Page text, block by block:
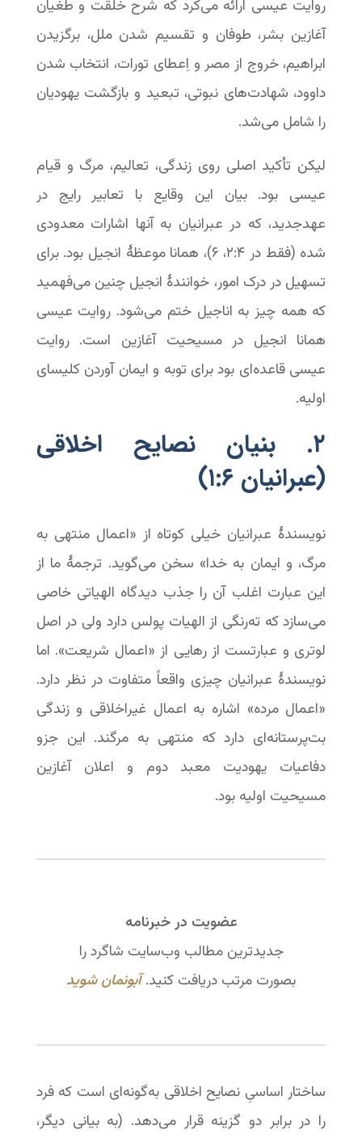
روایت عیسی ارائه می‌کرد که شرح خلقت و طغیان
آغازین بشر، طوفان و تقسیم شدن ملل، برگزیدن
ابراهیم، خروج از مصر و اِعطای تورات، انتخاب شدن
داوود، شهادت‌های نبوتی، تبعید و بازگشت یهودیان
را شامل می‌شد.
لیکن تأکید اصلی روی زندگی، تعالیم، مرگ و قیام
عیسی بود. بیان این وقایع با تعابیر رایج در
عهدجدید، که در عبرانیان به آنها اشارات معدودی
شده (فقط در ۴:‏۲، ۶)، همانا موعظۀ انجیل بود. برای
تسهیل در درک امور، خوانندۀ انجیل چنین می‌فهمید
که همه چیز به اناجیل ختم می‌شود. روایت عیسی
همانا انجیل در مسیحیت آغازین است. روایت
عیسی قاعده‌ای بود برای توبه و ایمان آوردن کلیسای
اولیه.
۲. بنیان نصایح اخلاقی
(عبرانیان ۶:‏۱)
نویسندۀ عبرانیان خیلی کوتاه از «اعمال منتهی به
مرگ، و ایمان به خدا» سخن می‌گوید. ترجمۀ ما از
این عبارت اغلب آن را جذب دیدگاه الهیاتی خاصی
می‌سازد که ته‌رنگی از الهیات پولس دارد ولی در اصل
لوتری و عبارتست از رهایی از «اعمال شریعت». اما
نویسندۀ عبرانیان چیزی واقعاً متفاوت در نظر دارد.
«اعمال مرده» اشاره به اعمال غیراخلاقی و زندگی
بت‌پرستانه‌ای دارد که منتهی به مرگند. این جزو
دفاعیات یهودیت معبد دوم و اعلان آغازین
مسیحیت اولیه بود.
عضویت در خبرنامه
جدیدترین مطالب وب‌سایت شاگرد را
بصورت مرتب دریافت کنید.آبونمان شوید
ساختار اساسیِ نصایح اخلاقی به‌گونه‌ای است که فرد
را در برابر دو گزینه قرار می‌دهد. (به بیانی دیگر،